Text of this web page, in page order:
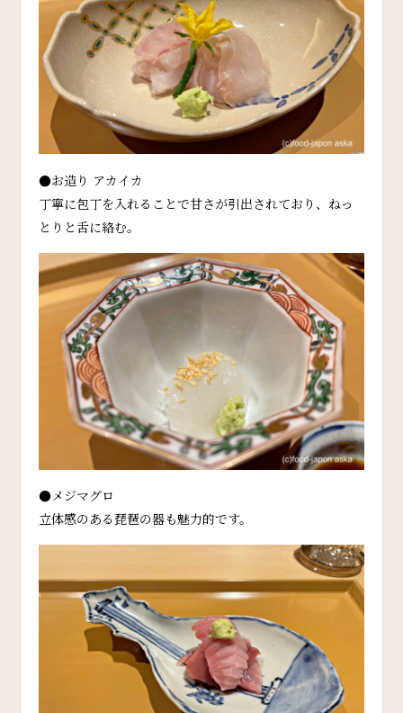
●お造り アカイカ
丁寧に包丁を入れることで甘さが引出されており、ねっ
とりと舌に絡む。
●メジマグロ
立体感のある琵琶の器も魅力的です。